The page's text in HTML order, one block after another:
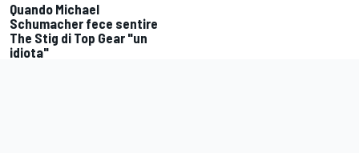
Quando Michael
Schumacher fece sentire
The Stig di Top Gear "un
idiota"